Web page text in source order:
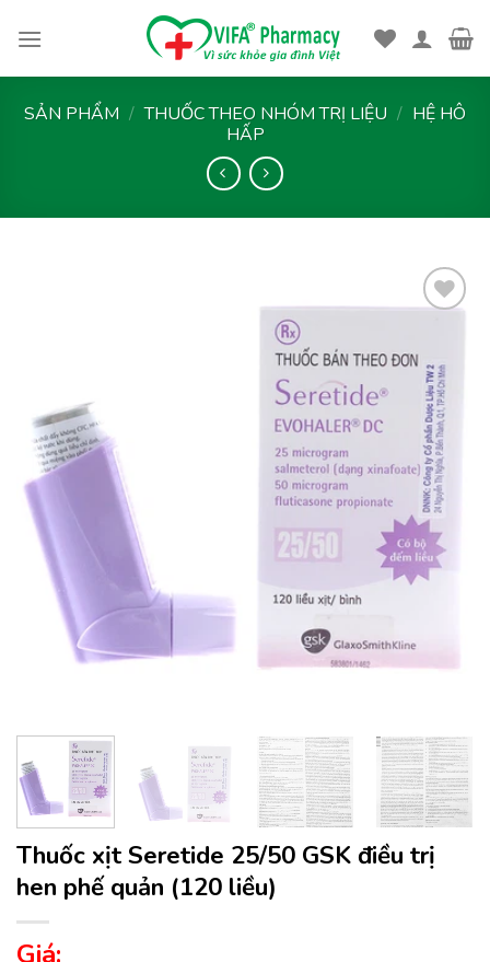
SẢN PHẨM / THUỐC THEO NHÓM TRỊ LIỆU / HỆ HÔ
HẤP
Thêm
vào
yêu
thích
Thuốc xịt Seretide 25/50 GSK điều trị
hen phế quản (120 liều)
Giá: